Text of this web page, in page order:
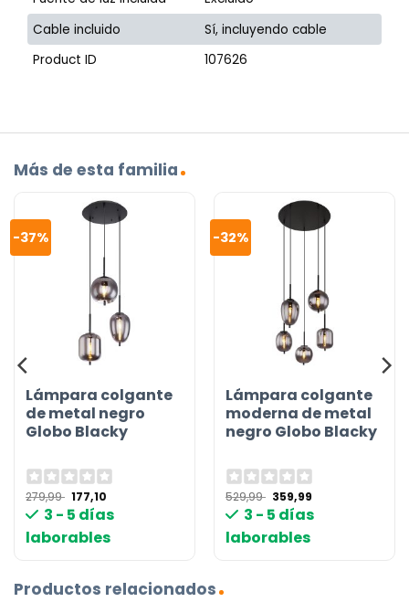
Cable incluido
Sí, incluyendo cable
Product ID
107626
Más de esta familia
-37%
Lámpara colgante
de metal negro
Globo Blacky
279,99 El
precio
original
era:
279,99 €.
177,10
actual
177,10 €.
3 - 5 días
laborables
-32%
Lámpara colgante
moderna de metal
negro Globo Blacky
529,99 El
precio
original
era:
529,99 €.
359,99
actual
3 - 5 días
laborables
Productos relacionados